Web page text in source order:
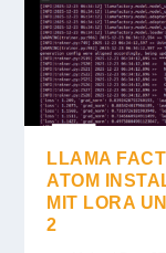
LLAMA
ATOM
MIT LORA
2